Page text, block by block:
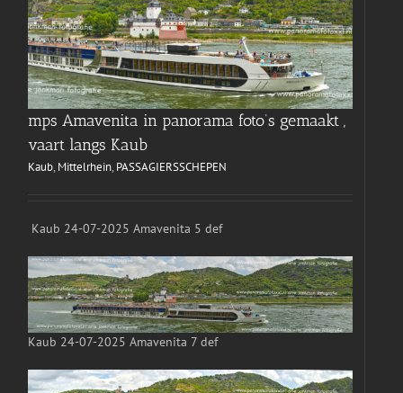
mps Amavenita in panorama foto’s gemaakt ,
vaart langs Kaub
Kaub, Mittelrhein, PASSAGIERSSCHEPEN
Kaub 24-07-2025 Amavenita 5 def
Kaub 24-07-2025 Amavenita 7 def